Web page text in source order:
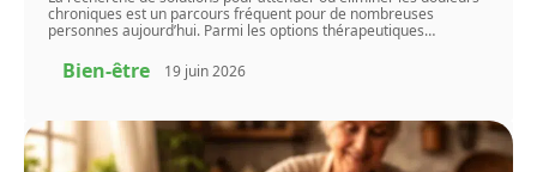
chroniques est un parcours fréquent pour de nombreuses
personnes aujourd’hui. Parmi les options thérapeutiques…
Bien-être 19 juin 2026